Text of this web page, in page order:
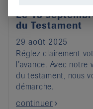
Le 13
du Testament
29 août 2025
Réglez clairement
l’avance. Avec
du testament, nous
démarche.
continuer